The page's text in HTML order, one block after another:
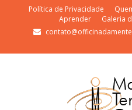
Política de Privacidade
Aprender
Galeria